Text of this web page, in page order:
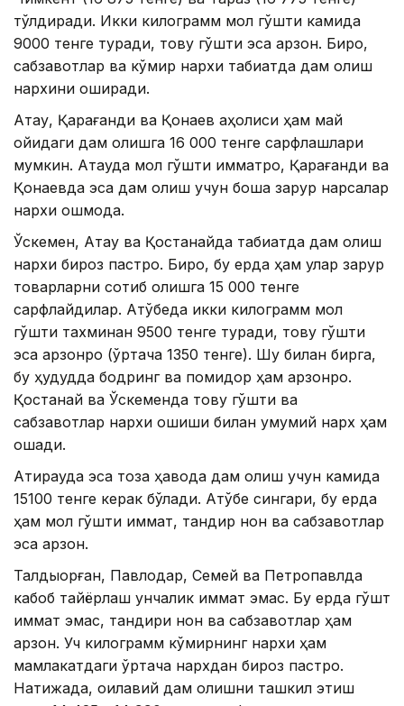
тўлдиради. Икки килограмм мол гўшти камида
9000 тенге туради, товуқ гўшти эса арзон. Бироқ,
сабзавотлар ва кўмир нархи табиатда дам олиш
нархини оширади.
Ақтау, Қарағанди ва Қонаев аҳолиси ҳам май
ойидаги дам олишга 16 000 тенге сарфлашлари
мумкин. Ақтауда мол гўшти қимматроқ, Қарағанди ва
Қонаевда эса дам олиш учун бошқа зарур нарсалар
нархи ошмоқда.
Ўскемен, Ақтау ва Қостанайда табиатда дам олиш
нархи бироз пастроқ. Бироқ, бу ерда ҳам улар зарур
товарларни сотиб олишга 15 000 тенге
сарфлайдилар. Ақтўбеда икки килограмм мол
гўшти тахминан 9500 тенге туради, товуқ гўшти
эса арзонроқ (ўртача 1350 тенге). Шу билан бирга,
бу ҳудудда бодринг ва помидор ҳам арзонроқ.
Қостанай ва Ўскеменда товуқ гўшти ва
сабзавотлар нархи ошиши билан умумий нарх ҳам
ошади.
Атирауда эса тоза ҳавода дам олиш учун камида
15100 тенге керак бўлади. Ақтўбе сингари, бу ерда
ҳам мол гўшти қиммат, тандир нон ва сабзавотлар
эса арзон.
Талдықорған, Павлодар, Семей ва Петропавлда
кабоб тайёрлаш унчалик қиммат эмас. Бу ерда гўшт
қиммат эмас, тандири нон ва сабзавотлар ҳам
арзон. Уч килограмм кўмирнинг нархи ҳам
мамлакатдаги ўртача нархдан бироз пастроқ.
Натижада, оилавий дам олишни ташкил этиш